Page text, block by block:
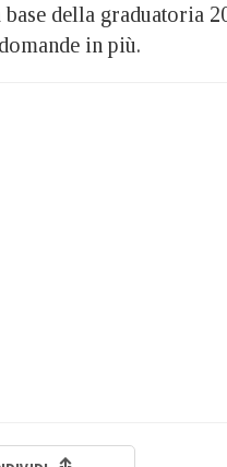
della graduatoria
in più.